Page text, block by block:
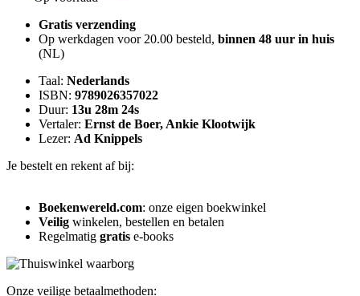
Gratis verzending
Op werkdagen voor 20.00 besteld, binnen 48 uur in huis
(NL)
Taal: Nederlands
ISBN: 9789026357022
Duur: 13u 28m 24s
Vertaler: Ernst de Boer, Ankie Klootwijk
Lezer: Ad Knippels
Je bestelt en rekent af bij:
Boekenwereld.com: onze eigen boekwinkel
Veilig winkelen, bestellen en betalen
Regelmatig gratis e-books
Onze veilige betaalmethoden: